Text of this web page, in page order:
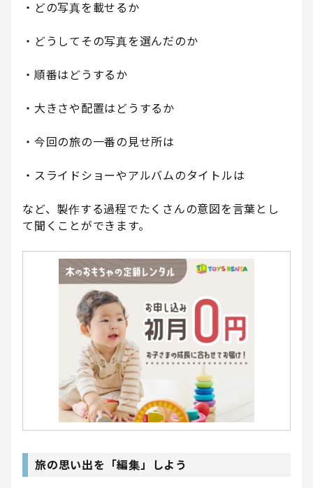
・どの写真を載せるか
・どうしてその写真を選んだのか
・順番はどうするか
・大きさや配置はどうするか
・今回の旅の一番の見せ所は
・スライドショーやアルバムのタイトルは
など、製作する過程でたくさんの意図を言葉とし
て聞くことができます。
旅の思い出を「編集」しよう